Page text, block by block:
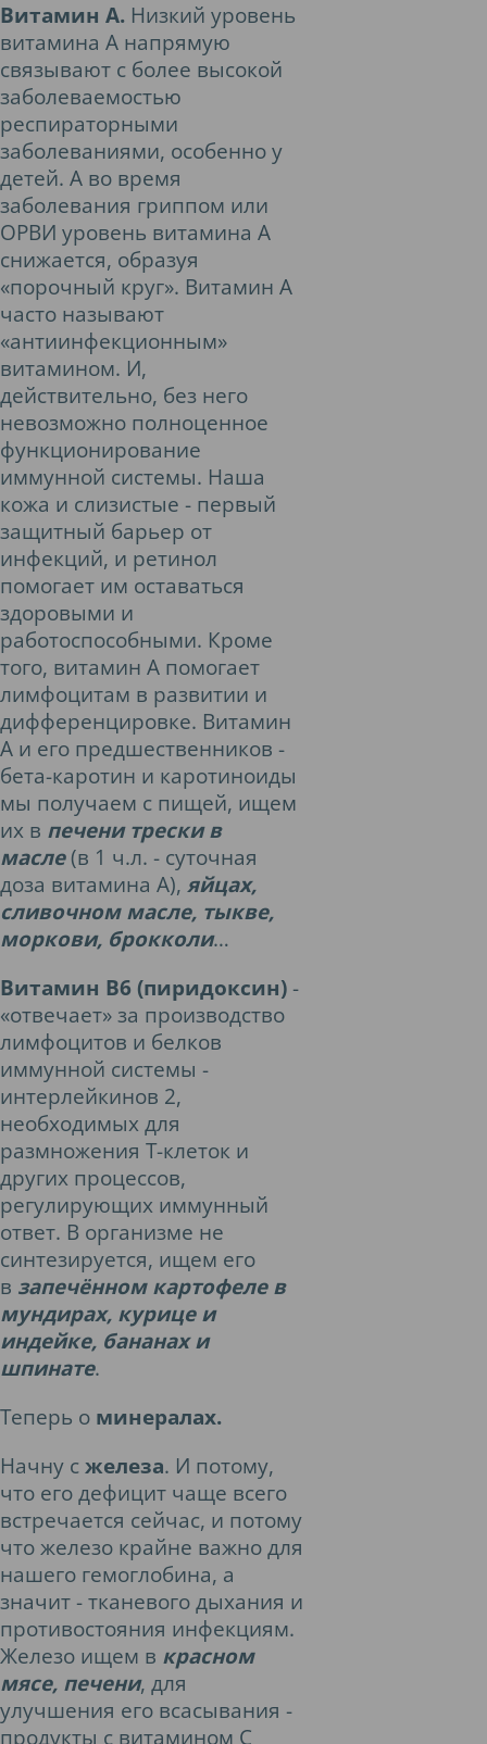
Витамин А. Низкий уровень
витамина А напрямую
связывают с более высокой
заболеваемостью
респираторными
заболеваниями, особенно у
детей. А во время
заболевания гриппом или
ОРВИ уровень витамина А
снижается, образуя
«порочный круг». Витамин А
часто называют
«антиинфекционным»
витамином. И,
действительно, без него
невозможно полноценное
функционирование
иммунной системы. Наша
кожа и слизистые - первый
защитный барьер от
инфекций, и ретинол
помогает им оставаться
здоровыми и
работоспособными. Кроме
того, витамин А помогает
лимфоцитам в развитии и
дифференцировке. Витамин
А и его предшественников -
бета-каротин и каротиноиды
мы получаем с пищей, ищем
их в печени трески в
масле(в 1 ч.л. - суточная
доза витамина А), яйцах,
сливочном масле, тыкве,
моркови, брокколи…
Витамин В6 (пиридоксин) -
«отвечает» за производство
лимфоцитов и белков
иммунной системы -
интерлейкинов 2,
необходимых для
размножения Т-клеток и
других процессов,
регулирующих иммунный
ответ. В организме не
синтезируется, ищем его
в запечённом картофеле в
мундирах, курице и
индейке, бананах и
шпинате.
Теперь о минералах.
Начну с железа. И потому,
что его дефицит чаще всего
встречается сейчас, и потому
что железо крайне важно для
нашего гемоглобина, а
значит - тканевого дыхания и
противостояния инфекциям.
Железо ищем в красном
мясе, печени, для
улучшения его всасывания -
продукты с витамином С